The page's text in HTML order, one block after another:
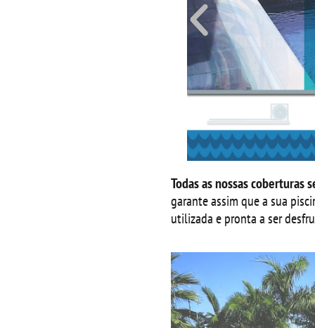
Todas as nossas
garante assim que a sua
utilizada e pronta a ser